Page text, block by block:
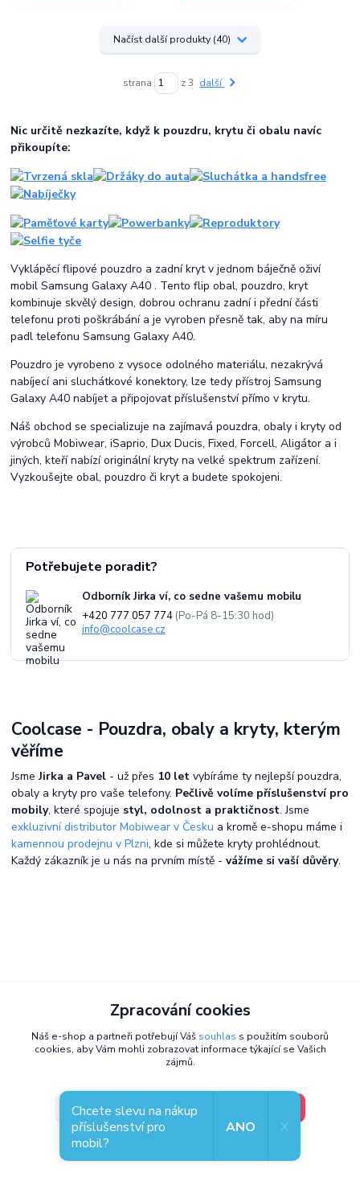
Potřebujete poradit?
Odborník Jirka ví, co sedne vašemu mobilu
+420 777 057 774 (Po-Pá 8-15:30 hod)
info@coolcase.cz
Načíst další produkty (40)
strana z 3 další
Nic určitě nezkazíte, když k pouzdru, krytu či obalu navíc
přikoupíte:
Vyklápěcí flipové pouzdro a zadní kryt v jednom báječně oživí
mobil Samsung Galaxy A40 . Tento flip obal, pouzdro, kryt
kombinuje skvělý design, dobrou ochranu zadní i přední části
telefonu proti poškrábání a je vyroben přesně tak, aby na míru
padl telefonu Samsung Galaxy A40.
Pouzdro je vyrobeno z vysoce odolného materiálu, nezakrývá
nabíjecí ani sluchátkové konektory, lze tedy přístroj Samsung
Galaxy A40 nabíjet a připojovat příslušenství přímo v krytu.
Náš obchod se specializuje na zajímavá pouzdra, obaly i kryty od
výrobců Mobiwear, iSaprio, Dux Ducis, Fixed, Forcell, Aligátor a i
jiných, kteří nabízí originální kryty na velké spektrum zařízení.
Vyzkoušejte obal, pouzdro či kryt a budete spokojeni.
Coolcase - Pouzdra, obaly a kryty, kterým
věříme
JsmeJirka a Pavel - už přes 10 let vybíráme ty nejlepší pouzdra,
obaly a kryty pro vaše telefony. Pečlivě volíme příslušenství pro
mobily, které spojuje styl, odolnost a praktičnost. Jsme
exkluzivní distributor Mobiwear v Česku a kromě e-shopu máme i
kamennou prodejnu v Plzni, kde si můžete kryty prohlédnout.
Každý zákazník je u nás na prvním místě - vážíme si vaší důvěry.
Zpracování cookies
Náš e-shop a partneři potřebují Váš souhlas s použitím souborů
cookies, aby Vám mohli zobrazovat informace týkající se Vašich
zájmů.
Nastavení V pořádku, jdu si vybrat
Souhlas můžete odmítnout
Chcete slevu na nákup
příslušenství pro
mobil?
ANO X